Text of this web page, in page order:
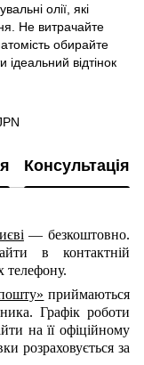
олії, які
Не витрачайте
обирайте
ідеальний відтінок
Консультація
— безкоштовно.
в контактній
телефону.
приймаються
Графік роботи
на її офіційному
розраховується за